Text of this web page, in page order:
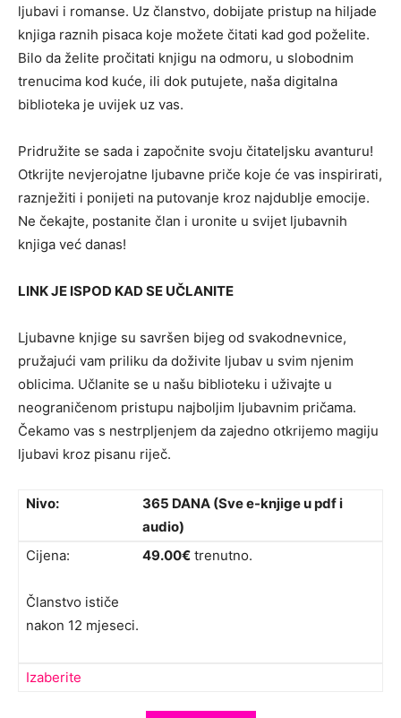
ljubavi i romanse. Uz članstvo, dobijate pristup na hiljade
knjiga raznih pisaca koje možete čitati kad god poželite.
Bilo da želite pročitati knjigu na odmoru, u slobodnim
trenucima kod kuće, ili dok putujete, naša digitalna
biblioteka je uvijek uz vas.
Pridružite se sada i započnite svoju čitateljsku avanturu!
Otkrijte nevjerojatne ljubavne priče koje će vas inspirirati,
raznježiti i ponijeti na putovanje kroz najdublje emocije.
Ne čekajte, postanite član i uronite u svijet ljubavnih
knjiga već danas!
LINK JE ISPOD KAD SE UČLANITE
Ljubavne knjige su savršen bijeg od svakodnevnice,
pružajući vam priliku da doživite ljubav u svim njenim
oblicima. Učlanite se u našu biblioteku i uživajte u
neograničenom pristupu najboljim ljubavnim pričama.
Čekamo vas s nestrpljenjem da zajedno otkrijemo magiju
ljubavi kroz pisanu riječ.
365 DANA (Sve e-knjige u pdf i
audio)
49.00€ trenutno.
Članstvo ističe
nakon 12 mjeseci.
Izaberite